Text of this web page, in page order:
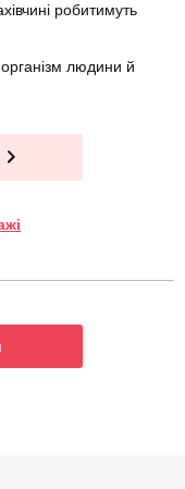
робитимуть
людини й